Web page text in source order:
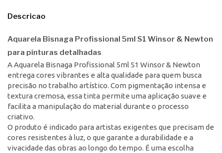
Descricao
Aquarela Bisnaga Profissional 5ml S1 Winsor & Newton
para pinturas detalhadas
A Aquarela Bisnaga Profissional 5ml S1 Winsor & Newton
entrega cores vibrantes e alta qualidade para quem busca
precisão no trabalho artístico. Com pigmentação intensa e
textura cremosa, essa tinta permite uma aplicação suave e
facilita a manipulação do material durante o processo
criativo.
O produto é indicado para artistas exigentes que precisam de
cores resistentes à luz, o que garante a durabilidade e a
vivacidade das obras ao longo do tempo. É uma escolha